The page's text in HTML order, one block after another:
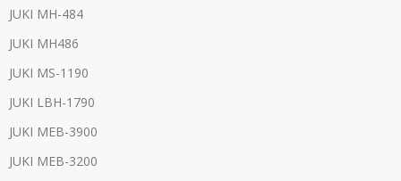
JUKI MH-484
JUKI MH486
JUKI MS-1190
JUKI LBH-1790
JUKI MEB-3900
JUKI MEB-3200